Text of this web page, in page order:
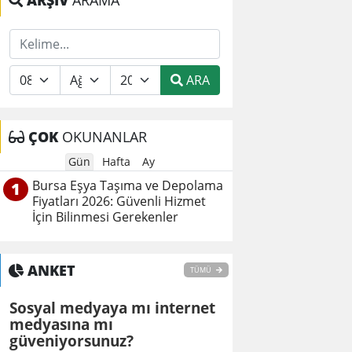
ARA
ÇOKOKUNANLAR
Gün Hafta Ay
1
Bursa Eşya Taşıma ve Depolama
Fiyatları 2026: Güvenli Hizmet
İçin Bilinmesi Gerekenler
ANKET TÜMÜ
Sosyal medyaya mı internet
medyasına mı
güveniyorsunuz?